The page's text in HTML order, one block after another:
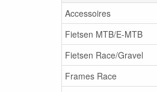
Accessoires
Fietsen MTB/E-MTB
Fietsen Race/Gravel
Frames Race